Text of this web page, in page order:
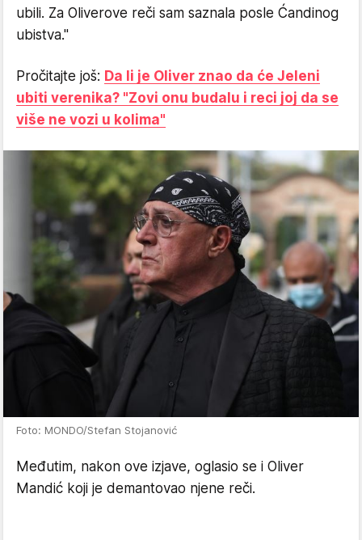
ubili. Za Oliverove reči sam saznala posle Ćandinog
ubistva."
Pročitajte još: Da li je Oliver znao da će Jeleni
ubiti verenika? "Zovi onu budalu i reci joj da se
više ne vozi u kolima"
Foto: MONDO/Stefan Stojanović
Međutim, nakon ove izjave, oglasio se i Oliver
Mandić koji je demantovao njene reči.